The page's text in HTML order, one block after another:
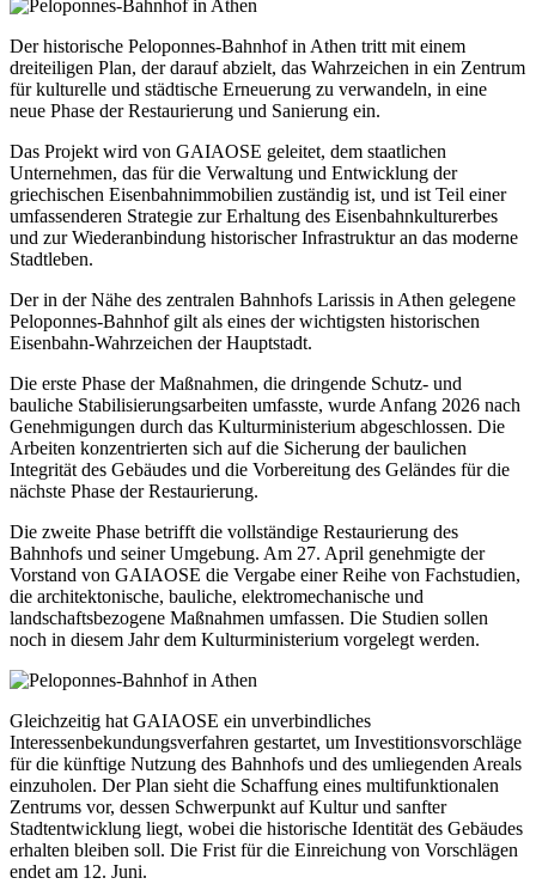
Der historische Peloponnes-Bahnhof in Athen tritt mit einem
dreiteiligen Plan, der darauf abzielt, das Wahrzeichen in ein Zentrum
für kulturelle und städtische Erneuerung zu verwandeln, in eine
neue Phase der Restaurierung und Sanierung ein.
Das Projekt wird von GAIAOSE geleitet, dem staatlichen
Unternehmen, das für die Verwaltung und Entwicklung der
griechischen Eisenbahnimmobilien zuständig ist, und ist Teil einer
umfassenderen Strategie zur Erhaltung des Eisenbahnkulturerbes
und zur Wiederanbindung historischer Infrastruktur an das moderne
Stadtleben.
Der in der Nähe des zentralen Bahnhofs Larissis in Athen gelegene
Peloponnes-Bahnhof gilt als eines der wichtigsten historischen
Eisenbahn-Wahrzeichen der Hauptstadt.
Die erste Phase der Maßnahmen, die dringende Schutz- und
bauliche Stabilisierungsarbeiten umfasste, wurde Anfang 2026 nach
Genehmigungen durch das Kulturministerium abgeschlossen. Die
Arbeiten konzentrierten sich auf die Sicherung der baulichen
Integrität des Gebäudes und die Vorbereitung des Geländes für die
nächste Phase der Restaurierung.
Die zweite Phase betrifft die vollständige Restaurierung des
Bahnhofs und seiner Umgebung. Am 27. April genehmigte der
Vorstand von GAIAOSE die Vergabe einer Reihe von Fachstudien,
die architektonische, bauliche, elektromechanische und
landschaftsbezogene Maßnahmen umfassen. Die Studien sollen
noch in diesem Jahr dem Kulturministerium vorgelegt werden.
Gleichzeitig hat GAIAOSE ein unverbindliches
Interessenbekundungsverfahren gestartet, um Investitionsvorschläge
für die künftige Nutzung des Bahnhofs und des umliegenden Areals
einzuholen. Der Plan sieht die Schaffung eines multifunktionalen
Zentrums vor, dessen Schwerpunkt auf Kultur und sanfter
Stadtentwicklung liegt, wobei die historische Identität des Gebäudes
erhalten bleiben soll. Die Frist für die Einreichung von Vorschlägen
endet am 12. Juni.